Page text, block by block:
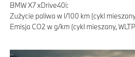
BMW X7 xDrive40i:
Zużycie paliwa w l/100 km (cykl
Emisja CO2 w g/km (cykl mieszany,